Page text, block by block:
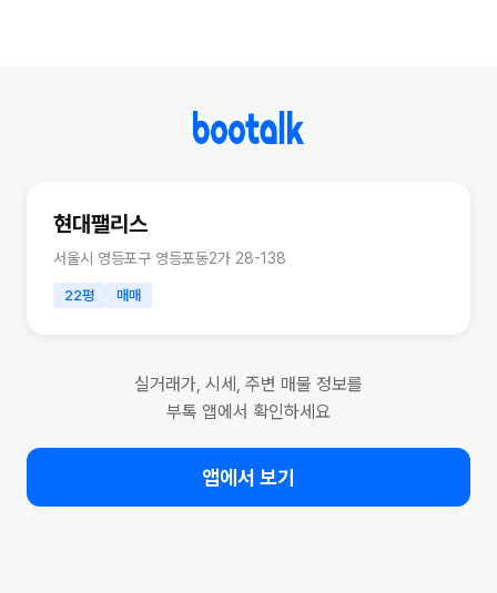
현대팰리스
서울시 영등포구 영등포동2가 28-138
22평 매매
실거래가, 시세, 주변 매물 정보를
부톡 앱에서 확인하세요
앱에서 보기